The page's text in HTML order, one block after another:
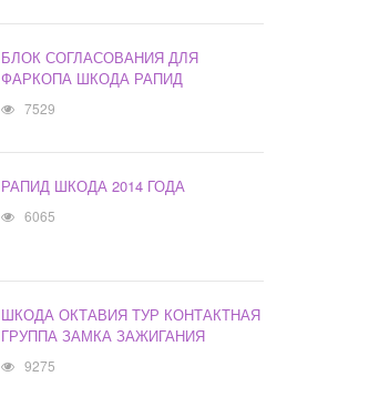
БЛОК СОГЛАСОВАНИЯ ДЛЯ
ФАРКОПА ШКОДА РАПИД
7529
РАПИД ШКОДА 2014 ГОДА
6065
ШКОДА ОКТАВИЯ ТУР КОНТАКТНАЯ
ГРУППА ЗАМКА ЗАЖИГАНИЯ
9275